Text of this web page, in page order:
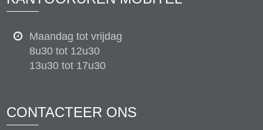
Maandag tot vrijdag
8u30 tot 12u30
13u30 tot 17u30
CONTACTEER ONS